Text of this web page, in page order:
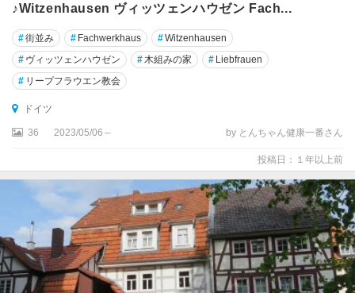
ュ
タ
ッ
ト
ィ
タ
ェ
レ
テ
♪Witzenhausen ヴィッツェンハウゼン Fach...
#街並み # Fachwerkhaus #Witzenhausen
# ヴィッツェンハウゼン # 木組みの家 # Liebfrauen
# リープフラウエン教会
ドイツ
36 2023/05/06～ by とんちゃん健康一番さん
投稿日：１年以上前